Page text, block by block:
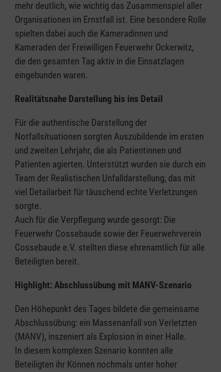
mehr deutlich, wie wichtig das Zusammenspiel aller
Organisationen im Ernstfall ist. Eine besondere Rolle
spielten dabei auch die Kameradinnen und
Kameraden der Freiwilligen Feuerwehr Ockerwitz,
die den gesamten Tag aktiv in die Einsatzlagen
eingebunden waren.
Realitätsnahe Darstellung bis ins Detail
Für die authentische Darstellung der
Notfallsituationen sorgten Auszubildende im ersten
und zweiten Lehrjahr, die als Patientinnen und
Patienten agierten. Unterstützt wurden sie durch ein
Team der Realistischen Unfalldarstellung, das mit
viel Detailarbeit für täuschend echte Verletzungen
sorgte.
Auch für die Verpflegung wurde gesorgt: Die
Feuerwehr Cossebaude sowie der Feuerwehrverein
Cossebaude e.V. stellten diese ehrenamtlich für alle
Beteiligten bereit.
Highlight: Abschlussübung mit MANV-Szenario
Den Höhepunkt des Tages bildete die gemeinsame
Abschlussübung: ein Massenanfall von Verletzten
(MANV), inszeniert als Explosion in einer Halle.
In diesem komplexen Szenario konnten alle
Beteiligten ihr Können nochmals unter hoher